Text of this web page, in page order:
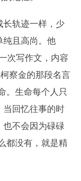
长轨迹一样，少
纯且高尚。他
次写作文，内容
察金的那段名言
。生命每个人只
当回忆往事的时
也不会因为碌碌
都没有，就是精